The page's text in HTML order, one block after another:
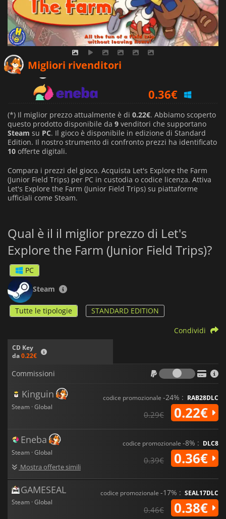
Migliori rivenditori
0.36€
0.38€
(*) Il miglior prezzo attualmente è di 0.22€. Abbiamo scoperto
questo prodotto disponibile da 9 venditori che supportano
Steam su PC. Il gioco è disponibile in edizione di Standard
Edition. Il nostro strumento di confronto prezzi ha identificato
10 offerte digitali.
Compara i prezzi del gioco. Acquista Let's Explore the Farm
(Junior Field Trips) per PC in custodia o codice licenza. Attiva
Let's Explore the Farm (Junior Field Trips) su piattaforme
ufficiali come Steam.
Qual è il il miglior prezzo di Let's
Explore the Farm (Junior Field Trips)?
PC
Steam
Tutte le tipologie STANDARD EDITION
CD Key
da0.22€
Condividi
Commissioni
Kinguin
Steam · Global
codice promozionale -24% : RAB28DLC
0.29€ 0.22€
Eneba
Steam · Global
Mostra offerte simili
codice promozionale -8% : DLC8
0.39€ 0.36€
GAMESEAL
Steam · Global
codice promozionale -17% : SEAL17DLC
0.46€ 0.38€